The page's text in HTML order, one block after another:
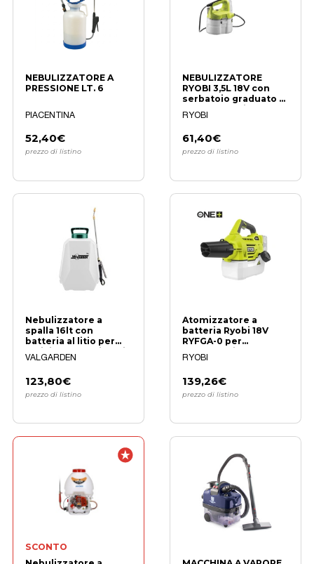
NEBULIZZATORE A
PRESSIONE LT. 6
PIACENTINA
52,40€
prezzo di listino
NEBULIZZATORE
RYOBI 3,5L 18V con
serbatoio graduato e
uso senza fili
RYOBI
61,40€
prezzo di listino
Nebulizzatore a
spalla 16lt con
batteria al litio per
pulizie professionali
VALGARDEN
123,80€
prezzo di listino
Atomizzatore a
batteria Ryobi 18V
RYFGA-0 per
detergenti e
multiuso
RYOBI
139,26€
prezzo di listino
SCONTO